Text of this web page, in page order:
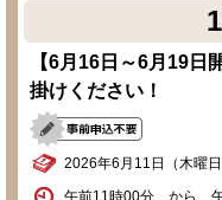
【6月16日～6月19日
掛けください！
2026年6月11日（木曜
午前11時00分 から